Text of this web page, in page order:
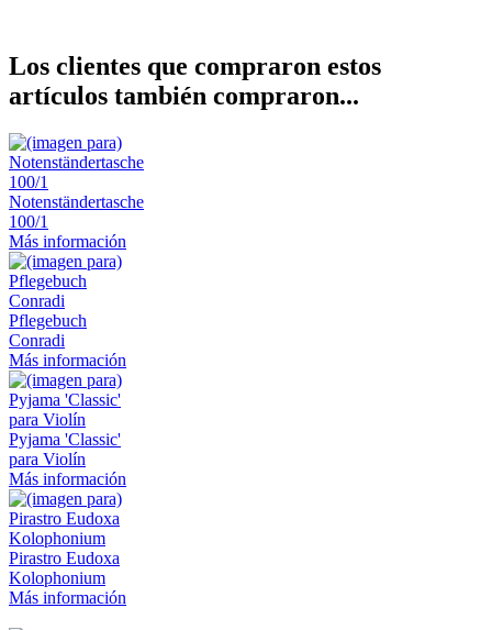
Los clientes que compraron estos
artículos también compraron...
Notenständertasche
100/1
Más información
Pflegebuch
Conradi
Más información
Pyjama 'Classic'
para Violín
Más información
Pirastro Eudoxa
Kolophonium
Más información